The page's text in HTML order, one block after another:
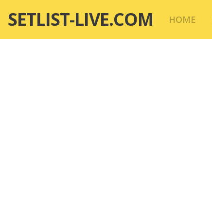
テ
SETLIST-LIVE.COM HOME